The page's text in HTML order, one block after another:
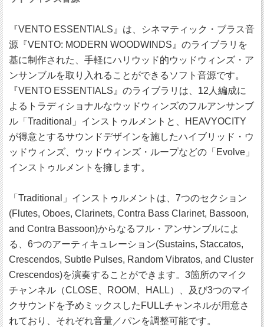
『VENTO ESSENTIALS』は、シネマティック・ブラス音
源『VENTO: MODERN WOODWINDS』のライブラリを
基に制作された、手軽にハリウッド的ウッドウィンズ・ア
ンサンブルを取り入れることができるソフト音源です。
『VENTO ESSENTIALS』のライブラリは、12人編成に
よるトラディショナルなウッドウィンズのフルアンサンブ
ル「Traditional」インストゥルメントと、HEAVYOCITY
が得意とするサウンドデザインを施したハイブリッド・ウ
ッドウィンズ、ウッドウィンズ・ループなどの「Evolve」
インストゥルメントを擁します。
「Traditional」インストゥルメントは、7つのセクション
(Flutes, Oboes, Clarinets, Contra Bass Clarinet, Bassoon,
and Contra Bassoon)からなるフル・アンサンブルによ
る、6つのアーティキュレーション(Sustains, Staccatos,
Crescendos, Subtle Pulses, Random Vibratos, and Cluster
Crescendos)を演奏することができます。3箇所のマイク
チャンネル（CLOSE、ROOM、HALL）、及び3つのマイ
クサウンドを予めミックスしたFULLチャンネルが用意さ
れており、それぞれ音量／パンを調整可能です。